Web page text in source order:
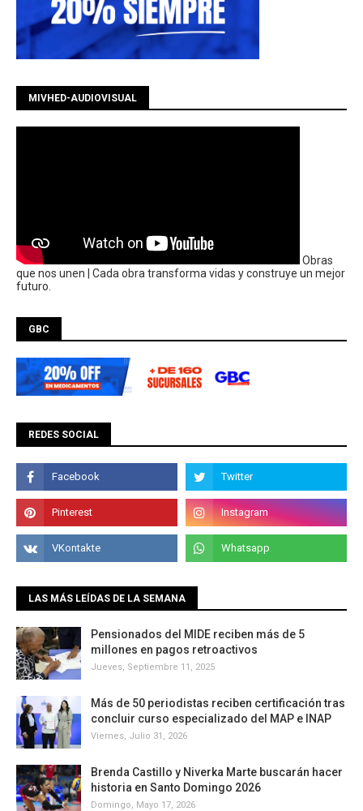
MIVHED-AUDIOVISUAL
Obras
que nos unen | Cada obra transforma vidas y construye un mejor
futuro.
GBC
REDES SOCIAL
LAS MÁS LEÍDAS DE LA SEMANA
Pensionados del MIDE reciben más de 5
millones en pagos retroactivos
Jueves, Septiembre 11, 2025
Más de 50 periodistas reciben certificación tras
concluir curso especializado del MAP e INAP
Viernes, Julio 31, 2026
Brenda Castillo y Niverka Marte buscarán hacer
historia en Santo Domingo 2026
Domingo, Mayo 17, 2026